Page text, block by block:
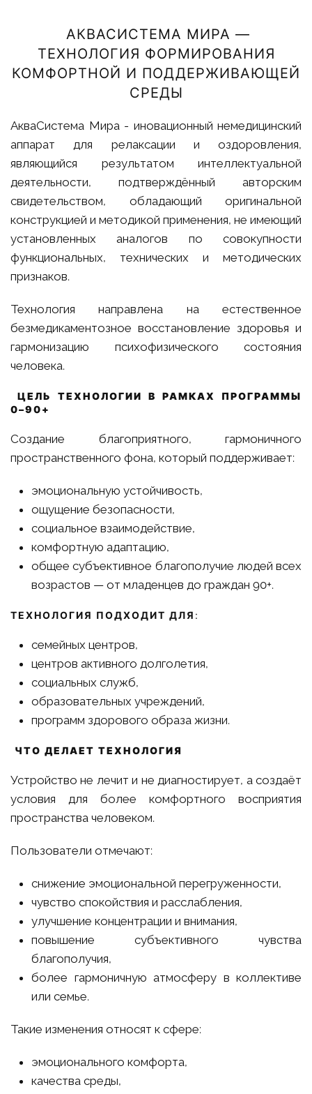
АКВАСИСТЕМА МИРА —
ТЕХНОЛОГИЯ ФОРМИРОВАНИЯ
КОМФОРТНОЙ И ПОДДЕРЖИВАЮЩЕЙ
СРЕДЫ
АкваСистема Мира - иновационный немедицинский
аппарат для релаксации и оздоровления,
являющийся результатом интеллектуальной
деятельности, подтверждённый авторским
свидетельством, обладающий оригинальной
конструкцией и методикой применения, не имеющий
установленных аналогов по совокупности
функциональных, технических и методических
признаков.
Технология направлена на естественное
безмедикаментозное восстановление здоровья и
гармонизацию психофизического состояния
человека.
ЦЕЛЬ ТЕХНОЛОГИИ В РАМКАХ ПРОГРАММЫ
0–90+
Создание благоприятного, гармоничного
пространственного фона, который поддерживает:
эмоциональную устойчивость,
ощущение безопасности,
социальное взаимодействие,
комфортную адаптацию,
общее субъективное благополучие людей всех
возрастов — от младенцев до граждан 90+.
ТЕХНОЛОГИЯ ПОДХОДИТ ДЛЯ :
семейных центров,
центров активного долголетия,
социальных служб,
образовательных учреждений,
программ здорового образа жизни.
ЧТО ДЕЛАЕТ ТЕХНОЛОГИЯ
Устройство не лечит и не диагностирует, а создаёт
условия для более комфортного восприятия
пространства человеком.
Пользователи отмечают:
снижение эмоциональной перегруженности,
чувство спокойствия и расслабления,
улучшение концентрации и внимания,
повышение субъективного чувства
благополучия,
более гармоничную атмосферу в коллективе
или семье.
Такие изменения относят к сфере:
эмоционального комфорта,
качества среды,